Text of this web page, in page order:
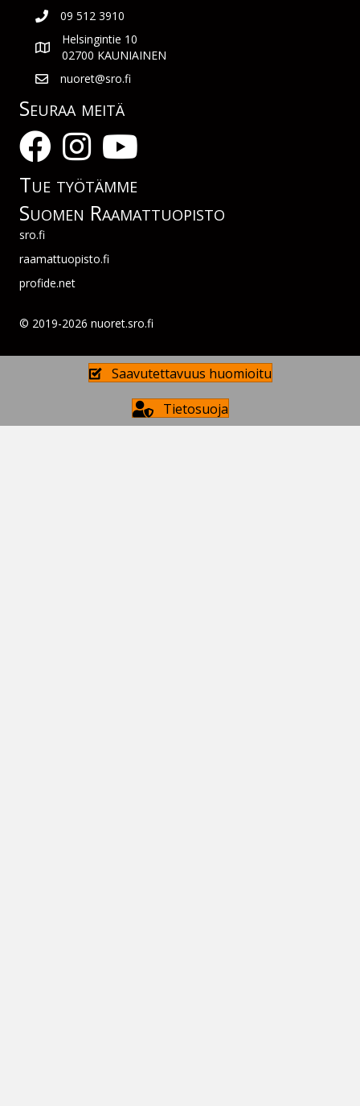
09 512 3910
Helsingintie 10
02700 KAUNIAINEN
nuoret@sro.fi
Seuraa meitä
Tue työtämme
Suomen Raamattuopisto
sro.fi
raamattuopisto.fi
profide.net
© 2019-2026 nuoret.sro.fi
Saavutettavuus huomioitu
Tietosuoja